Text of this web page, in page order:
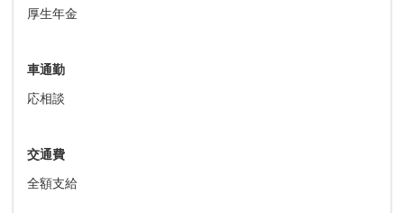
厚生年金
車通勤
応相談
交通費
全額支給